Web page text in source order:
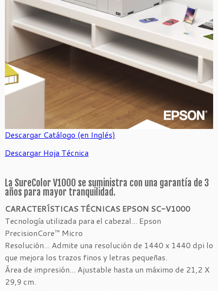
Descargar Catálogo (en Inglés)
Descargar Hoja Técnica
La SureColor V1000 se suministra con una garantía de 3
años para mayor tranquilidad.
CARACTERÍSTICAS TÉCNICAS EPSON SC-V1000
Tecnología utilizada para el cabezal... Epson
PrecisionCore™ Micro
Resolución... Admite una resolución de 1440 x 1440 dpi lo
que mejora los trazos finos y letras pequeñas.
Área de impresión... Ajustable hasta un máximo de 21,2 X
29,9 cm.